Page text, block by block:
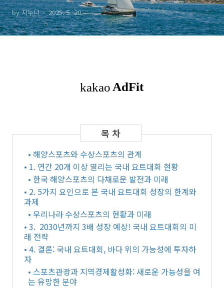
by 지누니 2025. 5. 20.
• 해양스포츠와 수상스포츠의 관계
• 1. 연간 20개 이상 열리는 국내 요트대회 현황
• 한국 해양스포츠의 다채로운 발전과 미래
• 2. 5가지 요인으로 본 국내 요트대회 성장의 한계와
과제
• 우리나라 수상스포츠의 현황과 미래
• 3. 2030년까지 3배 성장 예상! 국내 요트대회의 미
래 전략
• 4. 결론: 국내 요트대회, 바다 위의 가능성에 투자하
자
• 스포츠관광과 지역경제활성화: 새로운 가능성을 여
는 유망한 분야